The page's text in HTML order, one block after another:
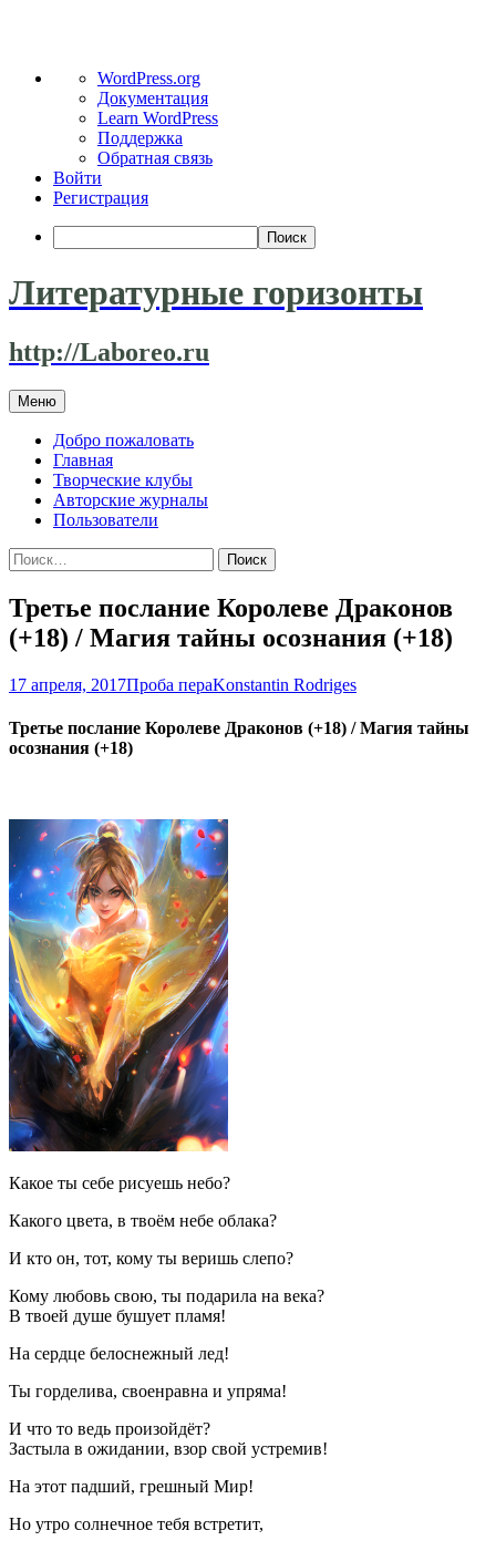
WordPress
WordPress.org
Документация
Learn WordPress
Поддержка
Обратная связь
Войти
Регистрация
Поиск
Литературные горизонты
http://Laboreo.ru
Меню Перейти
к
содержимому
Добро пожаловать
Главная
Творческие клубы
Авторские журналы
Пользователи
Найти:
Третье послание Королеве Драконов
(+18) / Магия тайны осознания (+18)
17 апреля, 2017Проба пераKonstantin Rodriges
Третье послание Королеве Драконов (+18) / Магия тайны
осознания (+18)
Какое ты себе рисуешь небо?
Какого цвета, в твоём небе облака?
И кто он, тот, кому ты веришь слепо?
Кому любовь свою, ты подарила на века?
В твоей душе бушует пламя!
На сердце белоснежный лед!
Ты горделива, своенравна и упряма!
И что то ведь произойдёт?
Застыла в ожидании, взор свой устремив!
На этот падший, грешный Мир!
Но утро солнечное тебя встретит,